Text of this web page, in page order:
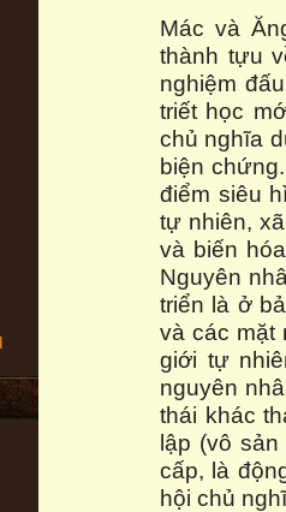
Mác và
thành tựu
nghiệm
triết học
chủ nghĩa
biện
điểm siêu
tự nhiên,
và biến
Nguyên
triển là ở
và các mặt
giới tự
nguyên
thái khác
lập (vô
cấp, là
hội chủ